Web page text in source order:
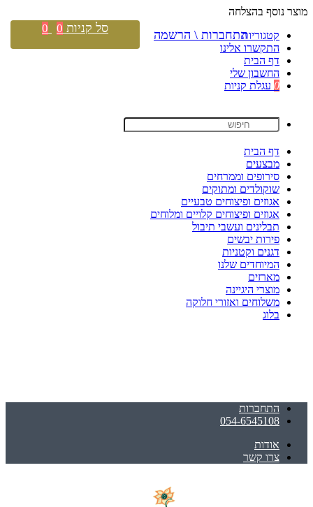
מוצר נוסף בהצלחה
קטגוריות
התקשרו אלינו
דף הבית
החשבון שלי
0 עגלת קניות
דף הבית
מבצעים
סירופים וממרחים
שוקולדים ומתוקים
אגוזים ופיצוחים טבעיים
אגוזים ופיצוחים קלויים ומלוחים
תבלינים ועשבי תיבול
פירות יבשים
דגנים וקטניות
המיוחדים שלנו
מארזים
מוצרי היגיינה
משלוחים ואזורי חלוקה
בלוג
התחברות
054-6545108
אודות
צרו קשר
התחברות \ הרשמה סל קניות 0
0